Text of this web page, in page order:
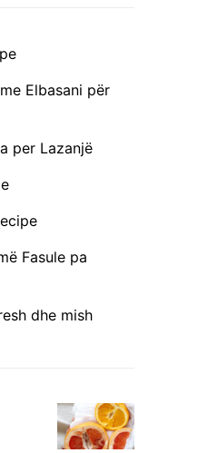
Elbasani për
per Lazanjë
Fasule pa
dhe mish